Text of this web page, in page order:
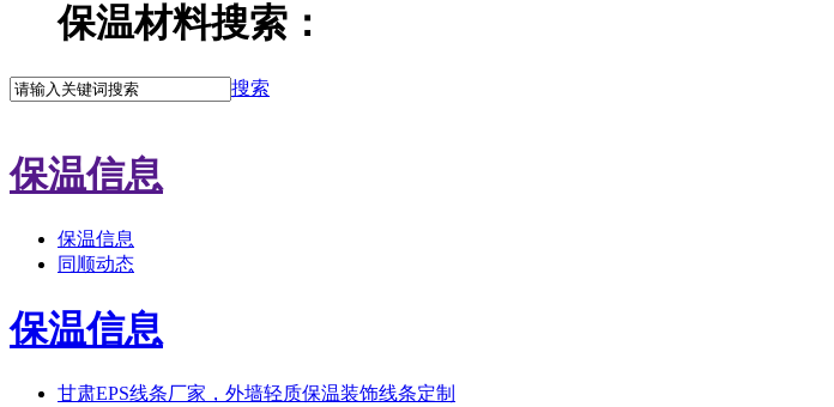
保温材料搜索：
搜索
保温信息
保温信息
同顺动态
保温信息
甘肃EPS线条厂家，外墙轻质保温装饰线条定制